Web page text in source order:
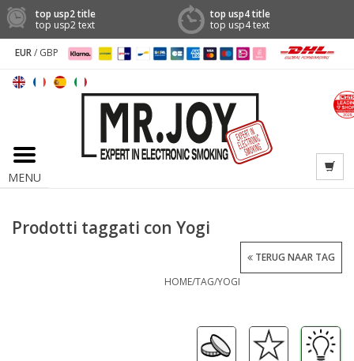
top usp2 title
top usp2 text
top usp4 title
top usp4 text
EUR/ GBP
MENU
Prodotti taggati con Yogi
HOME/TAG/YOGI
TERUG NAAR TAG